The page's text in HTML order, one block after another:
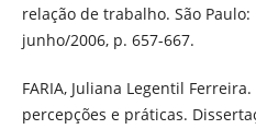
relação de trabalho. São Paulo:
junho/2006, p. 657-667.
FARIA, Juliana Legentil
percepções e práticas.